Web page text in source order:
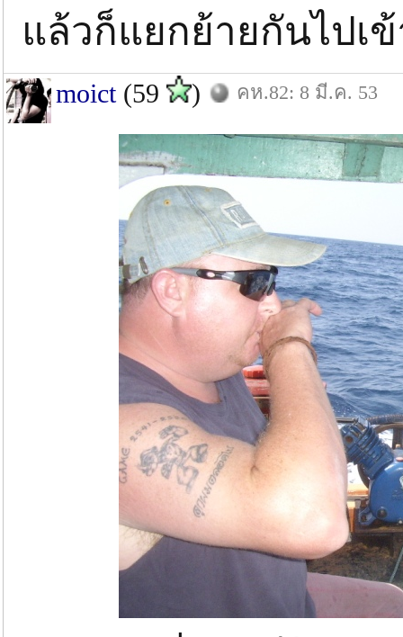
แล้วก็แยกย้ายกันไปเ
moict(59 ) คห.82: 8 มี.ค. 53